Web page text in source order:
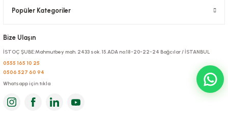
Popüler Kategoriler
Bize Ulaşın
İSTOÇ ŞUBE:Mahmutbey mah. 2433 sok. 15.ADA no:18-20-22-24 Bağcılar / İSTANBUL
0555 165 10 25
0506 527 60 94
Whatsapp için tıkla